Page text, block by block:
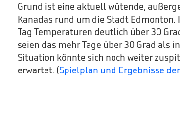
Grund ist eine aktuell wütende,
Kanadas rund um die Stadt Edmonton.
Tag Temperaturen deutlich über 30
seien das mehr Tage über 30 Grad als
Situation könnte sich noch weiter
erwartet. (Spielplan und Ergebnisse